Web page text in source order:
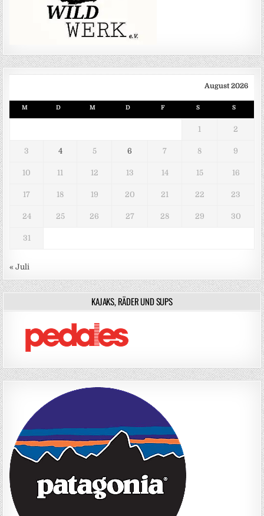
August 2026
M D M D F S S
1 2
3 4 5 6 7 8 9
10 11 12 13 14 15 16
17 18 19 20 21 22 23
24 25 26 27 28 29 30
31
« Juli
KAJAKS, RÄDER UND SUPS